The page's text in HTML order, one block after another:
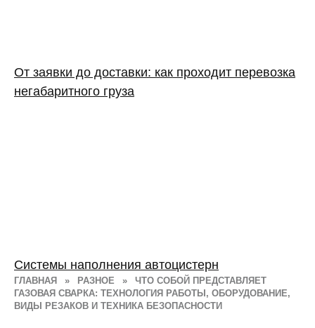
ГЛАВНАЯ » РАЗНОЕ »
ЧТО СОБОЙ ПРЕДСТАВЛЯЕТ
ГАЗОВАЯ СВАРКА: ТЕХНОЛОГИЯ РАБОТЫ, ОБОРУДОВАНИЕ,
ВИДЫ РЕЗАКОВ И ТЕХНИКА БЕЗОПАСНОСТИ
От заявки до доставки: как проходит перевозка
негабаритного груза
Системы наполнения автоцистерн